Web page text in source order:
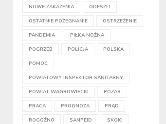
NOWE ZAKAŻENIA ODESZLI
OSTATNIE POŻEGNANIE OSTRZEŻENIE
PANDEMIA PIŁKA NOŻNA
POGRZEB POLICJA POLSKA
POMOC
POWIATOWY INSPEKTOR SANITARNY
POWIAT WĄGROWIECKI POŻAR
PRACA PROGNOZA PRĄD
ROGOŹNO SANPEID SKOKI